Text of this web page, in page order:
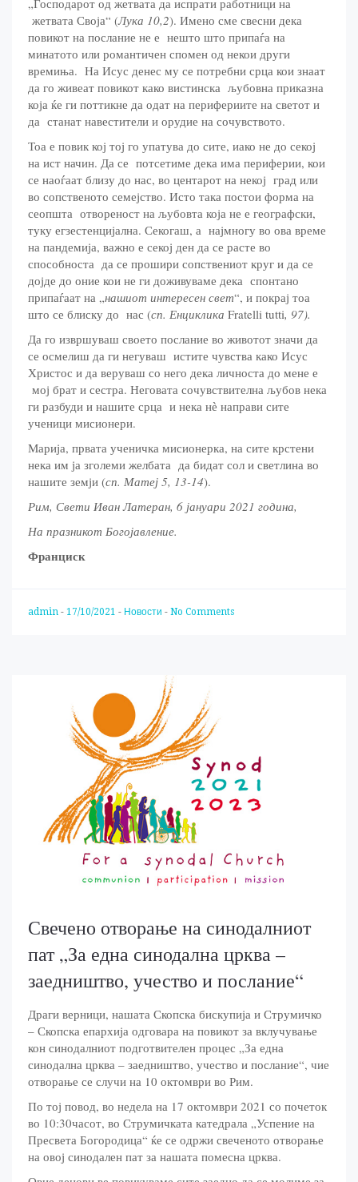
„Господарот од жетвата да испрати работници на
жетвата Своја“ (Лука 10,2). Имено сме свесни дека
повикот на послание не е нешто што припаѓа на
минатото или романтичен спомен од некои други
времиња. На Исус денес му се потребни срца кои знаат
да го живеат повикот како вистинска љубовна приказна
која ќе ги поттикне да одат на перифериите на светот и
да станат навестители и орудие на сочувството.
Тоа е повик кој тој го упатува до сите, иако не до секој
на ист начин. Да се потсетиме дека има периферии, кои
се наоѓаат близу до нас, во центарот на некој град или
во сопственото семејство. Исто така постои форма на
сеопшта отвореност на љубовта која не е географски,
туку егзестенцијална. Секогаш, а најмногу во ова време
на пандемија, важно е секој ден да се расте во
способноста да се прошири сопствениот круг и да се
дојде до оние кои не ги доживуваме дека спонтано
припаѓаат на „нашиот интересен свет“, и покрај тоа
што се блиску до нас (сп. Енциклика Fratelli tutti, 97).
Да го извршуваш своето послание во животот значи да
се осмелиш да ги негуваш истите чувства како Исус
Христос и да веруваш со него дека личноста до мене е
мој брат и сестра. Неговата сочувствителна љубов нека
ги разбуди и нашите срца и нека нѐ направи сите
ученици мисионери.
Марија, првата ученичка мисионерка, на сите крстени
нека им ја зголеми желбата да бидат сол и светлина во
нашите земји (сп. Матеј 5, 13-14).
Рим, Свети Иван Латеран, 6 јануари 2021 година,
На празникот Богојавление.
Франциск
admin - 17/10/2021 - Новости - No Comments
Свечено отворање на синодалниот
пат „За една синодална црква –
заедништво, учество и послание“
Драги верници, нашата Скопска бискупија и Струмичко
– Скопска епархија одговара на повикот за вклучување
кон синодалниот подготвителен процес „За една
синодална црква – заедништво, учество и послание“, чие
отворање се случи на 10 октомври во Рим.
По тој повод, во недела на 17 октомври 2021 со почеток
во 10:30часот, во Струмичката катедрала „Успение на
Пресвета Богородица“ ќе се одржи свеченото отворање
на овој синодален пат за нашата помесна црква.